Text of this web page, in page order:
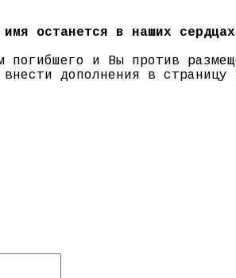
останется в наших
погибшего и Вы против
дополнения в